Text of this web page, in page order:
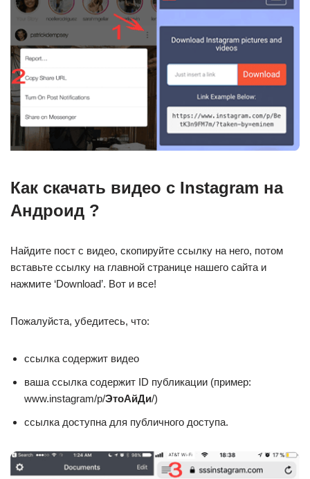
Как скачать видео с Instagram на
Андроид ?
Найдите пост с видео, скопируйте ссылку на него, потом
вставьте ссылку на главной странице нашего сайта и
нажмите ‘Download’. Вот и все!
Пожалуйста, убедитесь, что:
ссылка содержит видео
ваша ссылка содержит ID публикации (пример:
www.instagram/p/ЭтоАйДи/)
ссылка доступна для публичного доступа.